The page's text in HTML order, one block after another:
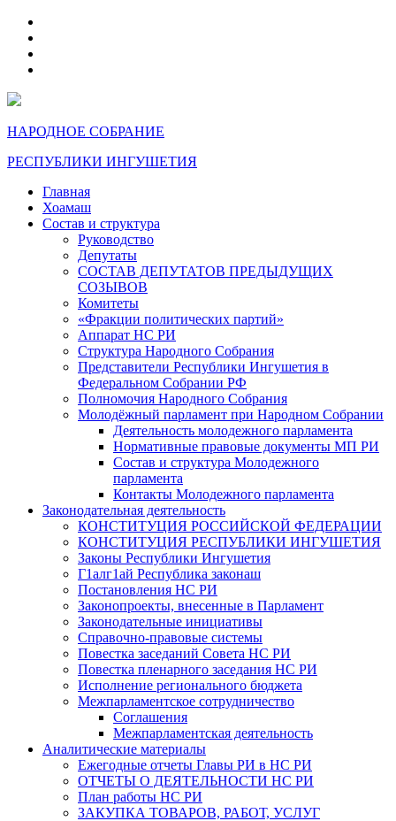
НАРОДНОЕ СОБРАНИЕ
РЕСПУБЛИКИ ИНГУШЕТИЯ
Главная
Хоамаш
Состав и структура
Руководство
Депутаты
СОСТАВ ДЕПУТАТОВ ПРЕДЫДУЩИХ
СОЗЫВОВ
Комитеты
«Фракции политических партий»
Аппарат НС РИ
Структура Народного Собрания
Представители Республики Ингушетия в
Федеральном Собрании РФ
Полномочия Народного Собрания
Молодёжный парламент при Народном Собрании
Деятельность молодежного парламента
Нормативные правовые документы МП РИ
Состав и структура Молодежного
парламента
Контакты Молодежного парламента
Законодательная деятельность
КОНСТИТУЦИЯ РОССИЙСКОЙ ФЕДЕРАЦИИ
КОНСТИТУЦИЯ РЕСПУБЛИКИ ИНГУШЕТИЯ
Законы Республики Ингушетия
Г1алг1ай Республика законаш
Постановления НС РИ
Законопроекты, внесенные в Парламент
Законодательные инициативы
Справочно-правовые системы
Повестка заседаний Совета НС РИ
Повестка пленарного заседания НС РИ
Исполнение регионального бюджета
Межпарламентское сотрудничество
Соглашения
Межпарламентская деятельность
Аналитические материалы
Ежегодные отчеты Главы РИ в НС РИ
ОТЧЕТЫ О ДЕЯТЕЛЬНОСТИ НС РИ
План работы НС РИ
ЗАКУПКА ТОВАРОВ, РАБОТ, УСЛУГ